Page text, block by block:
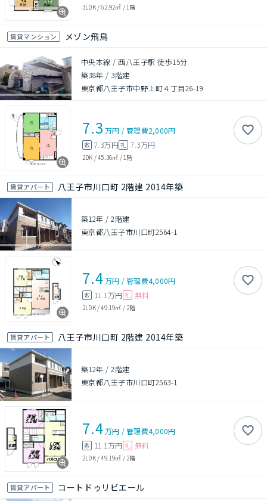
3LDK/62.92㎡ / 1階
賃貸マンション メゾン飛鳥
中央本線 / 西八王子駅 徒歩15分
築38年 / 3階建
東京都八王子市中野上町４丁目26-19
7.3 万円 /管理費2,000円
敷 7.3万円礼 7.3万円
2DK /45.36㎡ / 1階
賃貸アパート 八王子市川口町 2階建 2014年築
築12年 /2階建
東京都八王子市川口町2564-1
7.4万円 /管理費4,000円
敷 11.1万円 礼 無料
2LDK/49.19㎡ / 2階
賃貸アパート 八王子市川口町 2階建 2014年築
築12年 /2階建
東京都八王子市川口町2563-1
7.4万円 /管理費4,000円
敷 11.1万円 礼 無料
2LDK/49.19㎡ / 2階
賃貸アパート コートドゥリビエール